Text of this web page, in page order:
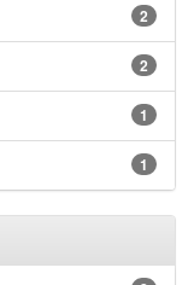
2
2
1
1